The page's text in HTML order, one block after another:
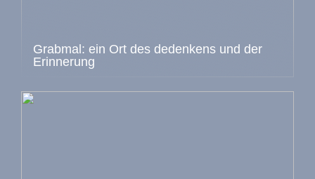
Grabmal: ein Ort des dedenkens und der
Erinnerung